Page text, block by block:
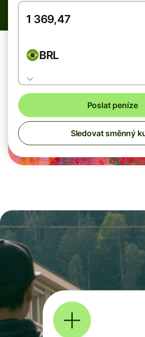
BRL
Poslat peníze
Sledovat směnný